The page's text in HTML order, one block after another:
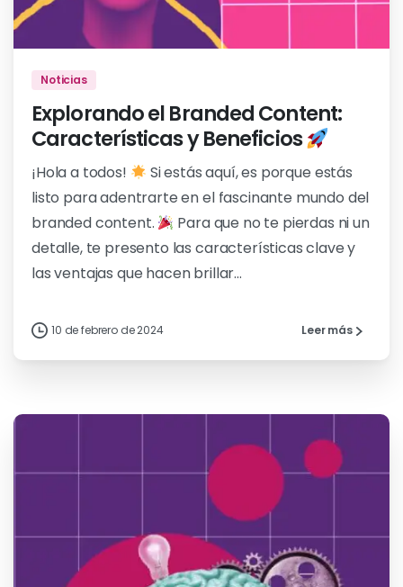
Noticias
Explorando el Branded Content:
Características y Beneficios
¡Hola a todos!
Si estás aquí, es porque estás
listo para adentrarte en el fascinante mundo del
branded content.
Para que no te pierdas ni un
detalle, te presento las características clave y
las ventajas que hacen brillar...
10 de febrero de 2024 Leer más